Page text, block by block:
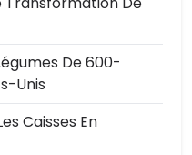
De 600-
Unis
Caisses En